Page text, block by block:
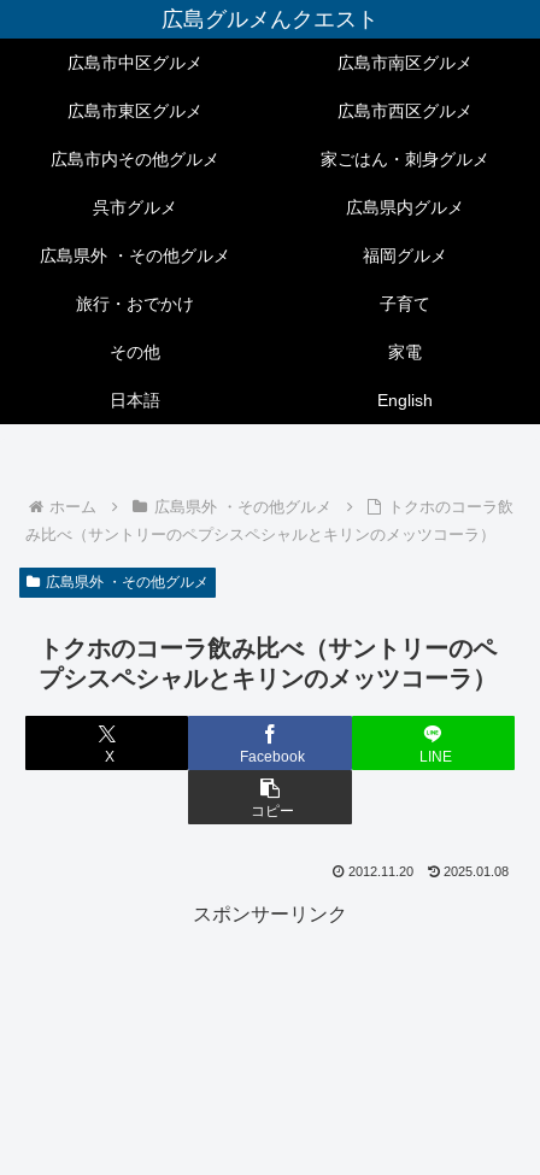
広島グルメんクエスト
広島市中区グルメ 広島市南区グルメ
広島市東区グルメ 広島市西区グルメ
広島市内その他グルメ 家ごはん・刺身グルメ
呉市グルメ 広島県内グルメ
広島県外 ・その他グルメ 福岡グルメ
旅行・おでかけ 子育て
その他 家電
日本語 English
ホーム 広島県外 ・その他グルメ
トクホのコーラ飲
み比べ（サントリーのペプシスペシャルとキリンのメッツコーラ）
広島県外 ・その他グルメ
トクホのコーラ飲み比べ（サントリーのペ
プシスペシャルとキリンのメッツコーラ）
X Facebook LINE
コピー
2012.11.20 2025.01.08
スポンサーリンク